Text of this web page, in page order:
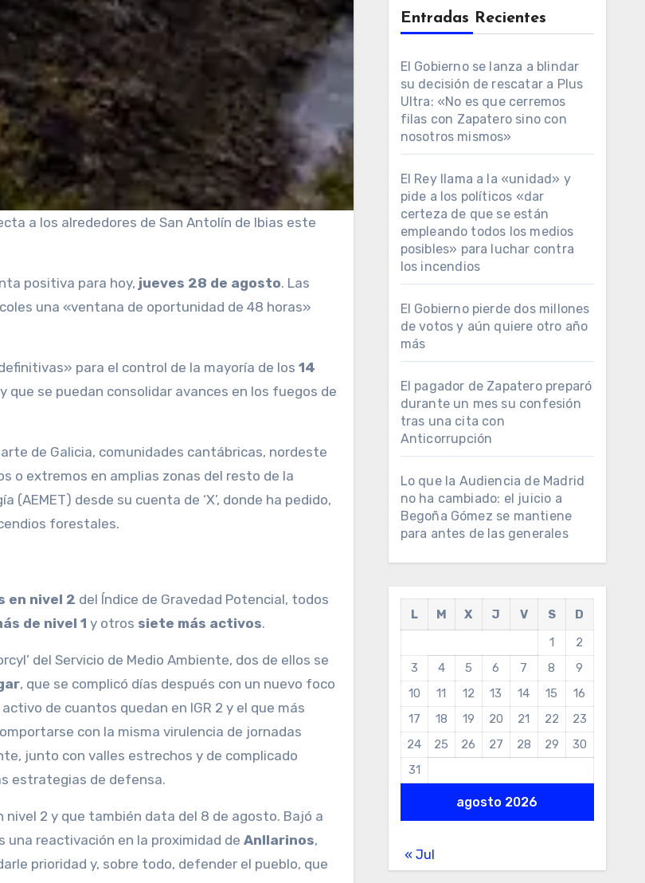
a los alrededores de San Antolín de Ibias este
positiva para hoy, jueves 28 de agosto. Las
una «ventana de oportunidad de 48 horas»
para el control de la mayoría de los 14
que se puedan consolidar avances en los fuegos de
de Galicia, comunidades cantábricas, nordeste
o extremos en amplias zonas del resto de la
desde su cuenta de ‘X’, donde ha pedido,
forestales.
en nivel 2 del Índice de Gravedad Potencial, todos
de nivel 1 y otros siete más activos.
del Servicio de Medio Ambiente, dos de ellos se
, que se complicó días después con un nuevo foco
de cuantos quedan en IGR 2 y el que más
con la misma virulencia de jornadas
junto con valles estrechos y de complicado
estrategias de defensa.
2 y que también data del 8 de agosto. Bajó a
una reactivación en la proximidad de Anllarinos,
prioridad y, sobre todo, defender el pueblo, que
Entradas Recientes
El Gobierno se lanza a blindar
su decisión de rescatar a Plus
Ultra: «No es que cerremos
filas con Zapatero sino con
nosotros mismos»
El Rey llama a la «unidad» y
pide a los políticos «dar
certeza de que se están
empleando todos los medios
posibles» para luchar contra
los incendios
El Gobierno pierde dos millones
de votos y aún quiere otro año
más
El pagador de Zapatero preparó
durante un mes su confesión
tras una cita con
Anticorrupción
Lo que la Audiencia de Madrid
no ha cambiado: el juicio a
Begoña Gómez se mantiene
para antes de las generales
agosto 2026
L M X J V S
D
1
2
3
4 5 6 7 8
9
10
11 12 13 14 15
16
17
18 19 20 21 22
23
24
25 26 27 28 29
30
31
« Jul